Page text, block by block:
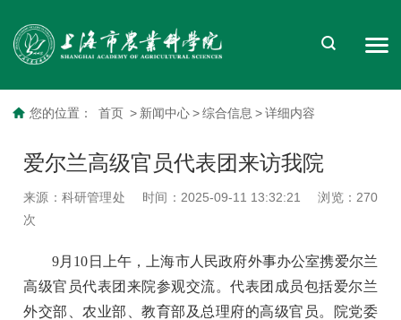
您的位置： 首页 > 新闻中心 > 综合信息 > 详细内容
爱尔兰高级官员代表团来访我院
来源：科研管理处 时间：2025-09-11 13:32:21 浏览： 270
次
9月10日上午，上海市人民政府外事办公室携爱尔兰
高级官员代表团来院参观交流。代表团成员包括爱尔兰
外交部、农业部、教育部及总理府的高级官员。院党委